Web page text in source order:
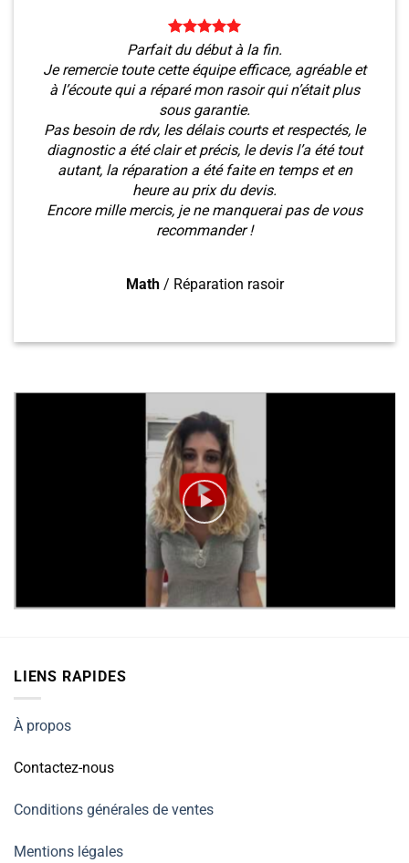
Parfait du début à la fin.
Je remercie toute cette équipe efficace, agréable et
à l’écoute qui a réparé mon rasoir qui n’était plus
sous garantie.
Pas besoin de rdv, les délais courts et respectés, le
diagnostic a été clair et précis, le devis l’a été tout
autant, la réparation a été faite en temps et en
heure au prix du devis.
Encore mille mercis, je ne manquerai pas de vous
recommander !
Math / Réparation rasoir
LIENS RAPIDES
À propos
Contactez-nous
Conditions générales de ventes
Mentions légales